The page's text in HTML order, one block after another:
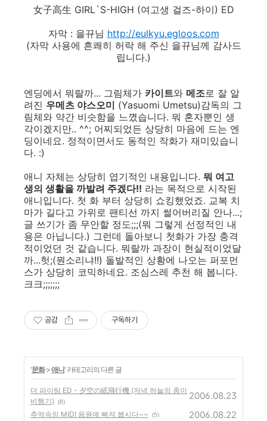
女子高生 GIRL`S-HIGH (여고생 걸즈-하이) ED
자막 : 을뀨님 http://eulkyu.egloos.com
(자막 사용에 흔쾌히 허락 해 주신 을뀨님께 감사드
립니다.)
엔딩에서 뭐랄까... 그림체가 카이트와 메조로 잘 알
려진 우메츠 야스오미 (Yasuomi Umetsu)감독의 그
림체와 약간 비슷함을 느꼈습니다. 뭐 혼자뿐인 생
각이겠지만.. ^^; 어찌되었든 상당히 마음에 드는 엔
딩이네요. 정적이면서도 동적인 작화가 재미있습니
다. :)
애니 자체는 상당히 엽기적인 내용입니다. 뭐 여고
생의 생활을 까발려 주겠다!! 라는 목적으로 시작된
애니입니다. 첫 화 부터 상당히 쇼킹했었죠. 교복 치
마가 길다고 가위로 팬티선 까지 썰어버리질 안나...;
글 쓰기가 좀 무안할 정도;;;(뭐 그렇게 선정적인 내
용은 아닙니다.) 그런데 돌아보니 첫화가 가장 충격
적이었던 것 같습니다. 뭐랄까 과장이 현실적이었달
까...헛;(뭔소리냐!!) 돌발적인 상황에 나오는 퍼포먼
스가 상당히 코믹하네요. 조심스레 추천 해 봅니다.
크크;;;;;;;
공감 구독하기
'문화>애니' 카테고리의 다른 글
더 파이팅 ED - 夕空の紙飛行機 (저녁 하늘의 종이
비행기)
(8)
2006.08.23
추억속의 MIDI 음원에 빠져 봅시다~~ (5) 2006.08.22